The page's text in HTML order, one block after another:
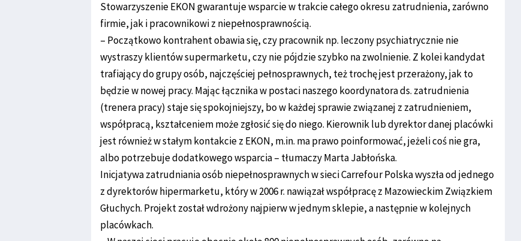
Stowarzyszenie EKON gwarantuje wsparcie w trakcie całego okresu zatrudnienia, zarówno
firmie, jak i pracownikowi z niepełnosprawnością.
– Początkowo kontrahent obawia się, czy pracownik np. leczony psychiatrycznie nie
wystraszy klientów supermarketu, czy nie pójdzie szybko na zwolnienie. Z kolei kandydat
trafiający do grupy osób, najczęściej pełnosprawnych, też trochę jest przerażony, jak to
będzie w nowej pracy. Mając łącznika w postaci naszego koordynatora ds. zatrudnienia
(trenera pracy) staje się spokojniejszy, bo w każdej sprawie związanej z zatrudnieniem,
współpracą, kształceniem może zgłosić się do niego. Kierownik lub dyrektor danej placówki
jest również w stałym kontakcie z EKON, m.in. ma prawo poinformować, jeżeli coś nie gra,
albo potrzebuje dodatkowego wsparcia – tłumaczy Marta Jabłońska.
Inicjatywa zatrudniania osób niepełnosprawnych w sieci Carrefour Polska wyszła od jednego
z dyrektorów hipermarketu, który w 2006 r. nawiązał współpracę z Mazowieckim Związkiem
Głuchych. Projekt został wdrożony najpierw w jednym sklepie, a następnie w kolejnych
placówkach.